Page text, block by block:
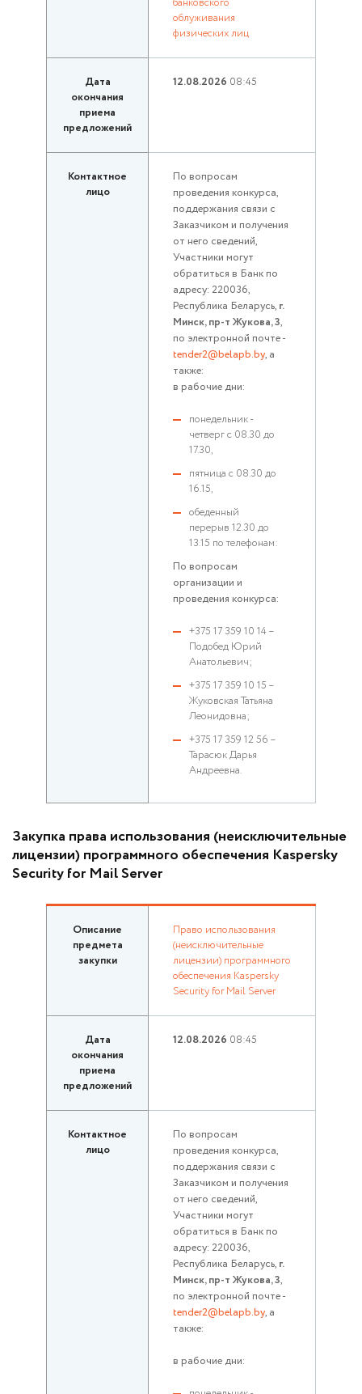
облуживания
физических лиц
Дата
окончания
приема
предложений
12.08.2026 08:45
Контактное
лицо
По вопросам
проведения конкурса,
поддержания связи с
Заказчиком и получения
от него сведений,
Участники могут
обратиться в Банк по
адресу: 220036,
Республика Беларусь, г.
Минск, пр-т Жукова, 3,
по электронной почте -
tender2@belapb.by, а
также:
в рабочие дни:
понедельник -
четверг с 08.30 до
17.30,
пятница с 08.30 до
16.15,
обеденный
перерыв 12.30 до
13.15 по телефонам:
По вопросам
организации и
проведения конкурса:
+375 17 359 10 14 –
Подобед Юрий
Анатольевич;
+375 17 359 10 15 –
Жуковская Татьяна
Леонидовна;
+375 17 359 12 56 –
Тарасюк Дарья
Андреевна.
Закупка права использования (неисключительные
лицензии) программного обеспечения Kaspersky
Security for Mail Server
Описание
предмета
закупки
Право использования
(неисключительные
лицензии) программного
обеспечения Kaspersky
Security for Mail Server
Дата
окончания
приема
предложений
12.08.2026 08:45
Контактное
лицо
По вопросам
проведения конкурса,
поддержания связи с
Заказчиком и получения
от него сведений,
Участники могут
обратиться в Банк по
адресу: 220036,
Республика Беларусь, г.
Минск, пр-т Жукова, 3,
по электронной почте -
tender2@belapb.by, а
также:
в рабочие дни: